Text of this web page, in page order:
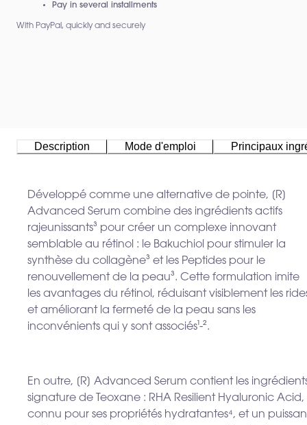
Pay in several installments
With PayPal, quickly and securely
Description Mode d'emploi Principaux
Développé comme une alternative de pointe, [R]
Advanced Serum combine des ingrédients actifs
rajeunissants³ pour créer un complexe innovant
semblable au rétinol : le Bakuchiol pour stimuler la
synthèse du collagène³ et les Peptides pour le
renouvellement de la peau³. Cette formulation imite
les avantages du rétinol, réduisant visiblement les
et améliorant la fermeté de la peau sans les
inconvénients qui y sont associés¹-².
En outre, [R] Advanced Serum contient les
signature de Teoxane : RHA Resilient Hyaluronic Acid,
connu pour ses propriétés hydratantes⁴, et un